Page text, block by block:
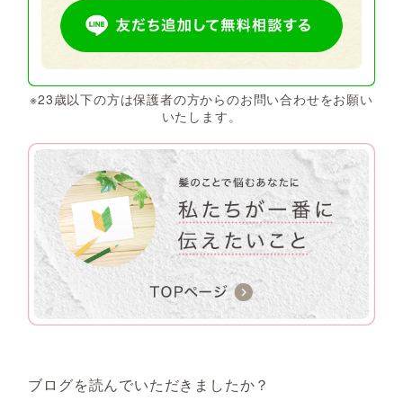
※23歳以下の方は保護者の方からのお問い合わせをお願い
いたします。
ブログを読んでいただきましたか？